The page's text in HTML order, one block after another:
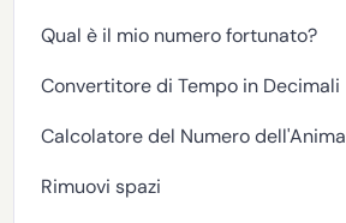
Qual è il mio numero fortunato?
Convertitore di Tempo in Decimali
Calcolatore del Numero dell'Anima
Rimuovi spazi